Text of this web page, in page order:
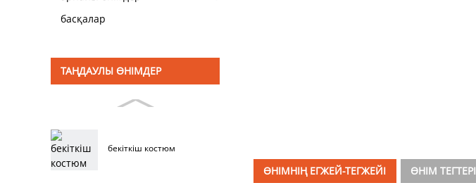
басқалар
ТАҢДАУЛЫ ӨНІМДЕР
бекіткіш костюм
ӨНІМНІҢ ЕГЖЕЙ-ТЕГЖЕЙІ ӨНІМ ТЕГТЕРІ